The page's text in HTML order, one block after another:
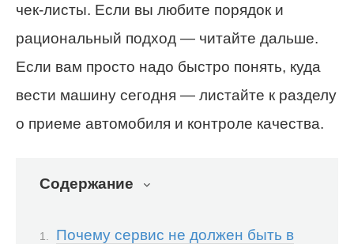
чек-листы. Если вы любите порядок и
рациональный подход — читайте дальше.
Если вам просто надо быстро понять, куда
вести машину сегодня — листайте к разделу
о приеме автомобиля и контроле качества.
Содержание
Почему сервис не должен быть в